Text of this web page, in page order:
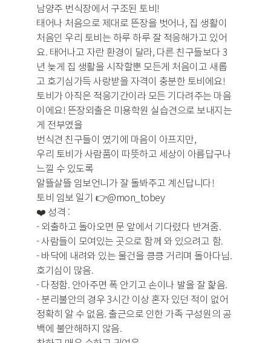
남양주 번식장에서 구조된 토비!
태어나 처음으로 제대로 뜬장을 벗어나, 집 생활이
처음인 우리 토비는 하루 하루 잘 적응해가고 있어
요. 태어나고 자란 환경이 달라, 다른 친구들보다 3
년 늦게 집 생활을 시작할뿐 모든게 처음이고 새롭
고 호기심가득 사랑받을 자격이 충분한 토비에요!
토비가 아직은 적응기간이라 모든 기다려주는 마음
이에요! 뜬장외출은 미용학원 실습견으로 보내지는
게 전부였을
번식견 친구들이 였기에 마음이 아프지만,
우리 토비가 사람품이 따뜻하고 세상이 아름답구나
느낄 수 있도록
알뜰살뜰 임보언니가 잘 돌봐주고 계신답니다!
토비 임보 일기 👉@mon_tobey
❤️ 성격 :
- 외출하고 돌아오면 문 앞에서 기다렸다 반겨줌.
- 사람들이 모여있는 곳으로 함께 와 있으려고 함.
- 바닥에 내려와 있는 물건을 킁킁 거리며 돌아다님.
호기심이 많음.
- 다정함. 안아주면 폭 안기고 손이나 발을 잘 핥음.
- 분리불안의 경우 3시간 이상 혼자 있던 적이 없어
정확히 알 수 없음. 출근으로 인한 가족 구성원의 공
백에 불안해하지 않음.